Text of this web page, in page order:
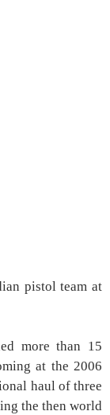
pistol team at
more than 15
at the 2006
haul of three
the then world